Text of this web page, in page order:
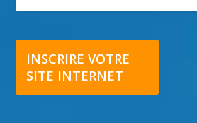
INSCRIRE VOTRE
SITE INTERNET